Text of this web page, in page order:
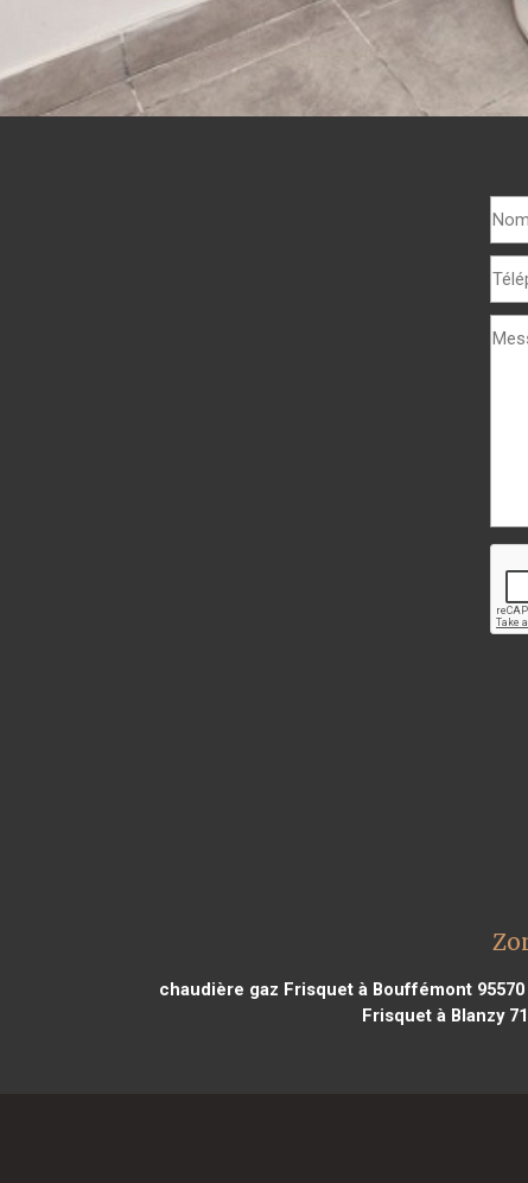
chaudière gaz Frisquet à Bouffémont 95570
Frisquet à Blanzy